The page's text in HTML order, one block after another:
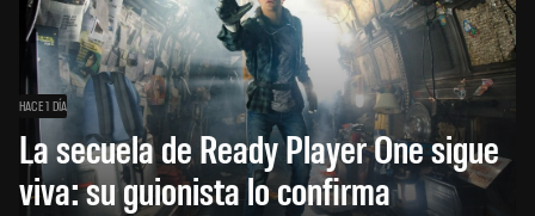
HACE 1 DÍA
La secuela de Ready Player One sigue
viva: su guionista lo confirma